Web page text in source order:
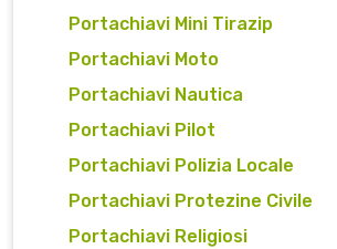
Portachiavi Mini Tirazip
Portachiavi Moto
Portachiavi Nautica
Portachiavi Pilot
Portachiavi Polizia Locale
Portachiavi Protezine Civile
Portachiavi Religiosi